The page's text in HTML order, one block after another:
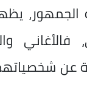
الجمهور،
عن